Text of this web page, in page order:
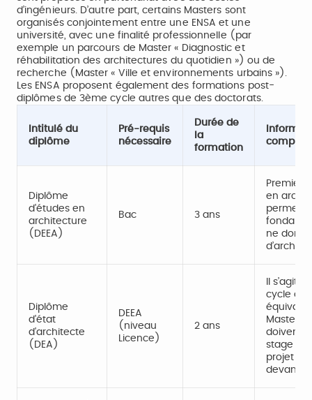
d’ingénieurs. D’autre part, certains Masters sont
organisés conjointement entre une ENSA et une
université, avec une finalité professionnelle (par
exemple un parcours de Master « Diagnostic et
réhabilitation des architectures du quotidien ») ou de
recherche (Master « Ville et environnements urbains »).
Les ENSA proposent également des formations post-
diplômes de 3ème cycle autres que des doctorats.
Intitulé du
diplôme
Pré-requis
nécessaire
Durée de
la
formation
Diplôme
d'études en
architecture
(DEEA)
Bac 3 ans
Premier
en
ne
Diplôme
d'état
d'architecte
(DEA)
DEEA
(niveau
Licence)
2 ans
Il s’agit
cycle
Master.
doivent
stage et
projet de
devant